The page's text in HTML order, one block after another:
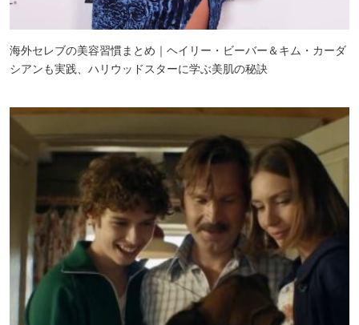
海外セレブの美容習慣まとめ｜ヘイリー・ビーバー＆キム・カーダ
シアンも実践、ハリウッドスターに学ぶ美肌の秘訣